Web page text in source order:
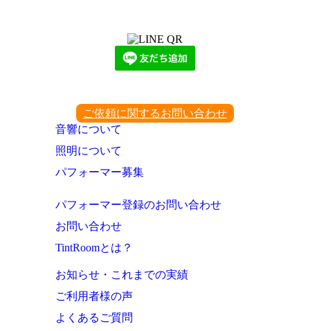
ご依頼に関するお問い合わせ
音響について
照明について
パフォーマー募集
パフォーマー登録のお問い合わせ
お問い合わせ
TintRoomとは？
お知らせ・これまでの実績
ご利用者様の声
よくあるご質問